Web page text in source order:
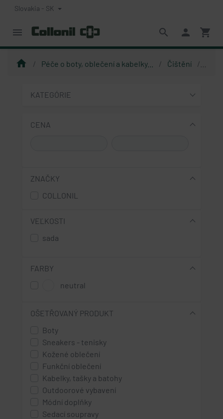
Slovakia - SK
menu search person shopping_cart
home Péče o boty, oblečení a kabelky... Čištění
KATEGÓRIE
CENA
ZNAČKY
COLLONIL
VEĽKOSTI
sada
FARBY
neutral
OŠETŘOVANÝ PRODUKT
Boty
Sneakers - tenisky
Kožené oblečení
Funkční oblečení
Kabelky, tašky a batohy
Outdoorové vybavení
Módní doplňky
Sedací soupravy